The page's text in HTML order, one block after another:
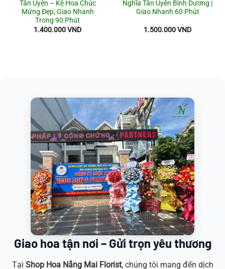
Tân Uyên – Kệ Hoa Chúc
Mừng Đẹp, Giao Nhanh
Trong 90 Phút
1.400.000VND
Nghĩa Tân Uyên Bình Dương |
Giao Nhanh 60 Phút
1.500.000VND
Giao hoa tận nơi – Gửi trọn yêu thương
Tại Shop Hoa Nắng Mai Florist, chúng tôi mang đến dịch